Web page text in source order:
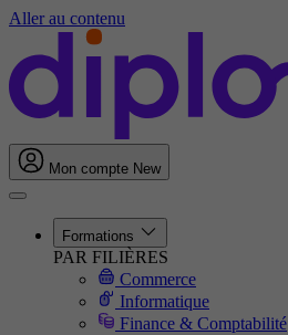
Aller au contenu
Mon compte New
Formations
PAR FILIÈRES
Commerce
Informatique
Finance & Comptabilité